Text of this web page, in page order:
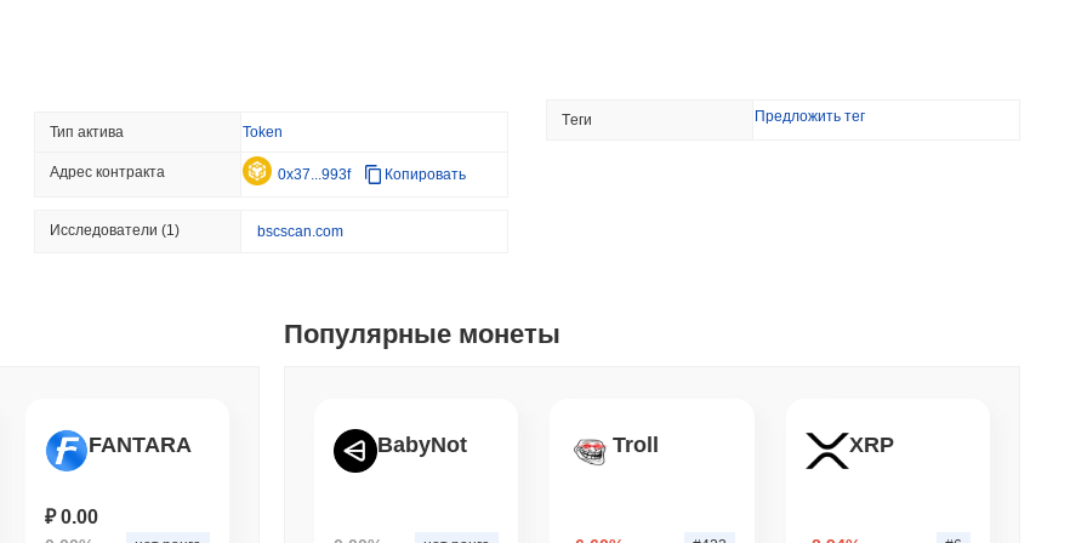
Исследователи Ethereum хотят сжигать вознаграждения
валидаторов, чтобы ограничить стейкинг на уровне 50%
Тип актива Token
Адрес контракта 0x37...993f Копировать
Исследователи(1) bscscan.com
Tеги Предложить тег
FANTARA
₽ 0.00
Популярные монеты
BabyNot Troll XRP